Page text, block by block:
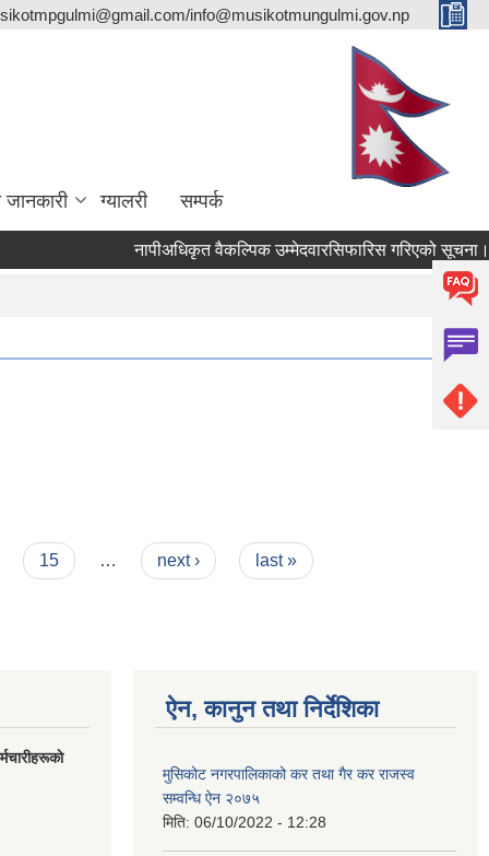
info@musikotmungulmi.gov.np
ग्यालरी सम्पर्क
नापीअधिकृत वैकल्पिक उम्मेदवारसिफारिस गरिएको सूचना।
15 … next › last »
ऐन, कानुन तथा निर्देशिका
मुसिकोट नगरपालिकाको कर तथा गैर कर राजस्व
सम्वन्धि ऐन २०७५
मिति: 06/10/2022 - 12:28